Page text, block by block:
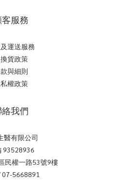
客服務
運送服務
貨政策
與細則
權政策
我們
醫有限公司
93528936
民權一路53號9樓
07-5668891